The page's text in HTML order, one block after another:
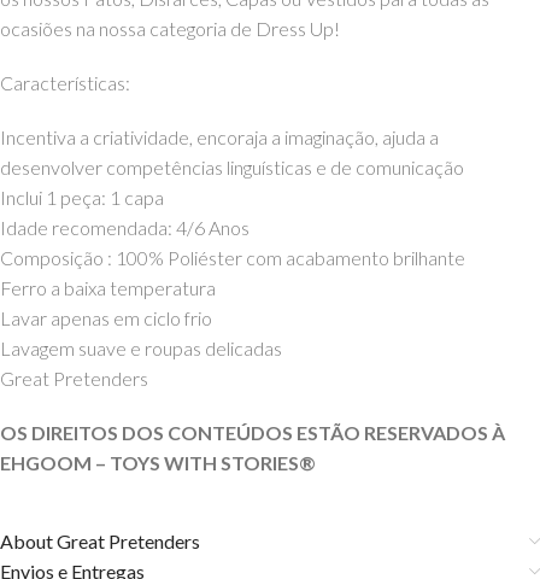
ocasiões na nossa categoria de Dress Up!
Características:
Incentiva a criatividade, encoraja a imaginação, ajuda a
desenvolver competências linguísticas e de comunicação
Inclui 1 peça: 1 capa
Idade recomendada: 4/6 Anos
Composição : 100% Poliéster com acabamento brilhante
Ferro a baixa temperatura
Lavar apenas em ciclo frio
Lavagem suave e roupas delicadas
Great Pretenders
OS DIREITOS DOS CONTEÚDOS ESTÃO RESERVADOS À
EHGOOM – TOYS WITH STORIES®️
About Great Pretenders
Envios e Entregas